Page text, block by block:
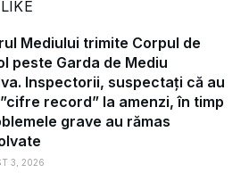
Mediului trimite Corpul de
peste Garda de Mediu
Inspectorii, suspectați că au
record” la amenzi, în timp
grave au rămas
3, 2026